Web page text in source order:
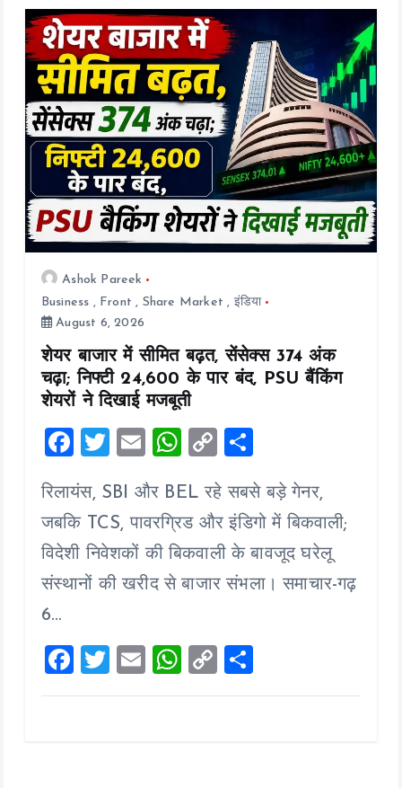
o
o
k
A
p
p
Li
n
k
Ashok Pareek
Business , Front , Share Market , इंडिया
August 6, 2026
शेयर बाजार में सीमित बढ़त, सेंसेक्स 374 अंक
चढ़ा; निफ्टी 24,600 के पार बंद, PSU बैंकिंग
शेयरों ने दिखाई मजबूती
F
ce
b
o
o
T
tt
er
E
ai
l
W
at
s
A
p
C
p
y
Li
n
a
re
रिलायंस, SBI और BEL रहे सबसे बड़े गेनर,
जबकि TCS, पावरग्रिड और इंडिगो में बिकवाली;
विदेशी निवेशकों की बिकवाली के बावजूद घरेलू
संस्थानों की खरीद से बाजार संभला। समाचार-गढ़
6…
F
a
T
wi
E
m
W
h
C
o
h